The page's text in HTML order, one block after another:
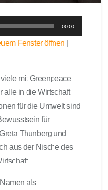
00:00
Fenster öffnen |
mit Greenpeace
alle in die Wirtschaft
für die Umwelt sind
für
Thunberg und
aus der Nische des
als